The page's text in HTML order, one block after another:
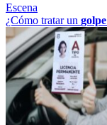
Escena
¿Cómo tratar un golpe